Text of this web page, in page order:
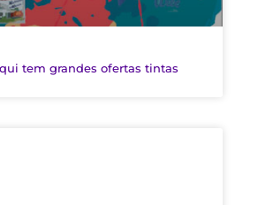
tem grandes ofertas tintas